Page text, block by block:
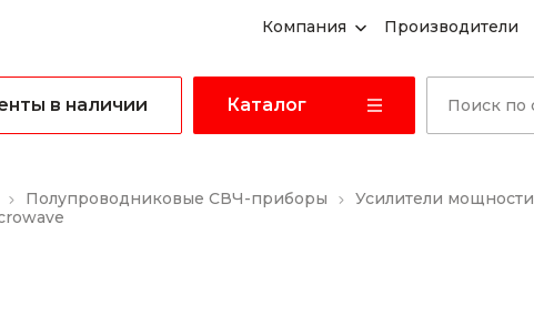
Компания Производители
в наличии Каталог
Полупроводниковые СВЧ-приборы
Усилители мощности